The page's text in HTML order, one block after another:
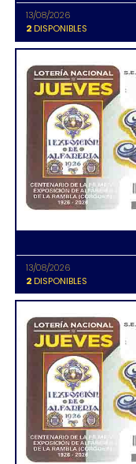
13/08/2026
2DISPONIBLES
13/08/2026
2DISPONIBLES